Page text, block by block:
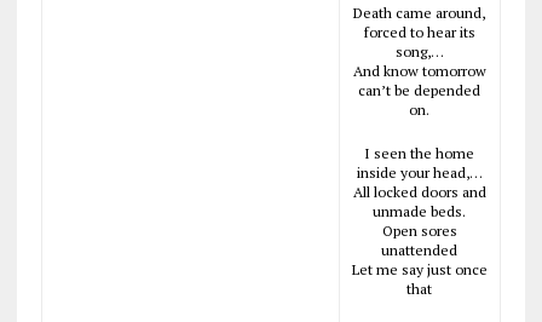
Death came around,
forced to hear its
song,…
And know tomorrow
can’t be depended
on.
I seen the home
inside your head,…
All locked doors and
unmade beds.
Open sores
unattended
Let me say just once
that